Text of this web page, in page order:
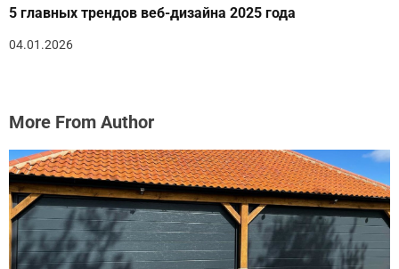
5 главных трендов веб-дизайна 2025 года
04.01.2026
More From Author